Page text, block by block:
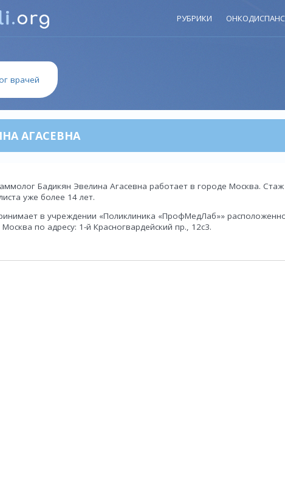
РУБРИКИ
врачей
АГАСЕВНА
Бадикян Эвелина Агасевна работает в городе Москва. Стаж
уже более 14 лет.
в учреждении «Поликлиника «ПрофМедЛаб»»
по адресу: 1-й Красногвардейский пр., 12с3.